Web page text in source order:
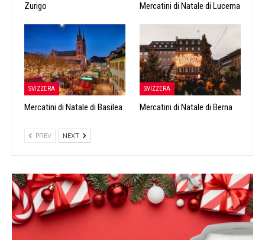
Zurigo Mercatini di Natale di Lucerna
SVIZZERA
Mercatini di Natale di Basilea
SVIZZERA
Mercatini di Natale di Berna
PREV NEXT